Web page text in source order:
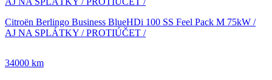
Citroën Berlingo Business BlueHDi 100 SS Feel Pack M 75kW /
AJ NA SPLÁTKY / PROTIÚČET /
34000 km